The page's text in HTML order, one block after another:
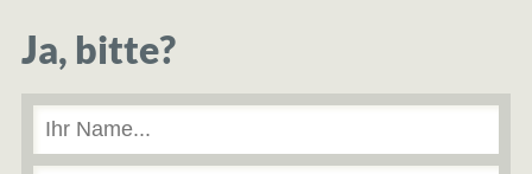
Ja, bitte?